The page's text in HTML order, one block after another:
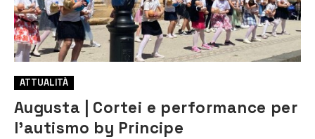
ATTUALITÀ
Augusta | Cortei e performance per
l’autismo by Principe